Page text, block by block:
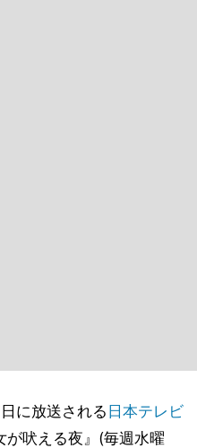
に放送される 日本テレビ
が吠える夜』(毎週水曜